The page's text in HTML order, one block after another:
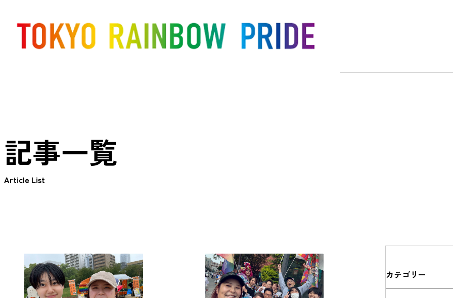
記事一覧
Article List
カテゴリー